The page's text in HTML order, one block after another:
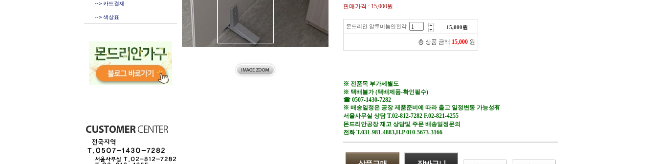
--> 카드결제
--> 색상표
판매가격 : 15,000원
몬드리안 알루미늄안전각 15,000원
총 상품 금액 15,000 원
※ 전품목 부가세별도
※ 택배불가 (택배제품-확인필수)
☎ 0507-1430-7282
※ 배송일정은 공장 제품준비에 따라 출고 일정변동 가능성有
서울사무실 상담 T.02-812-7282 F.02-821-4255
몬드리안공장 재고 상담및 주문 배송일정문의
전화 T.031-981-4883,H.P 010-5673-3166